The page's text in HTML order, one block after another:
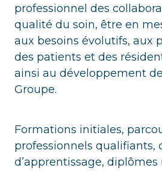
professionnel des
qualité du soin, être en
aux besoins évolutifs, aux
des patients et des
ainsi au développement
Groupe.
Formations initiales,
professionnels qualifiants,
d’apprentissage,